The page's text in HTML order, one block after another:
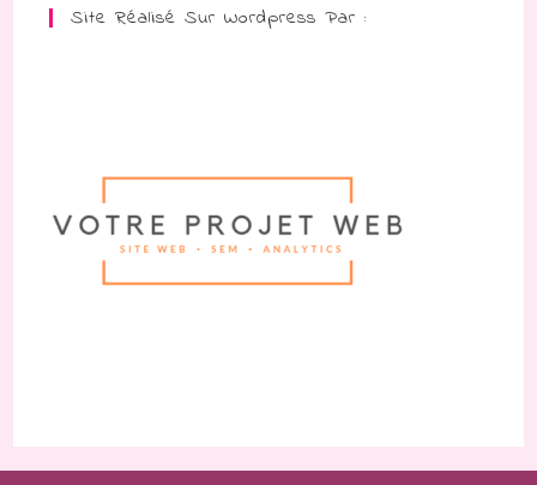
Site Réalisé Sur Wordpress Par :